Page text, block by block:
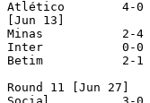
Atlético	4-0	Uberabinha
[Jun 13]
Minas		2-4	SJDR
Inter		0-0	Coimbra
Betim		2-1	Social
Round 11 [Jun 27]